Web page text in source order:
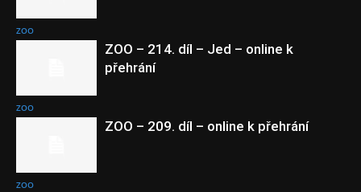
ZOO
ZOO
ZOO – 214. díl – Jed – online k
přehrání
ZOO
ZOO – 209. díl – online k přehrání